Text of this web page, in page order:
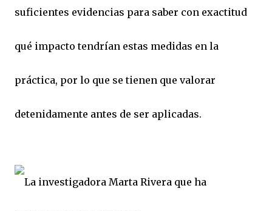
suficientes evidencias para saber con exactitud
qué impacto tendrían estas medidas en la
práctica, por lo que se tienen que valorar
detenidamente antes de ser aplicadas.